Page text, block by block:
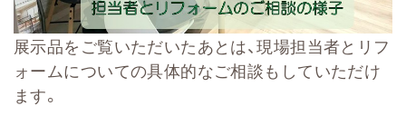
展示品をご覧いただいたあとは、現場担当者とリフ
ォームについての具体的なご相談もしていただけ
ます。